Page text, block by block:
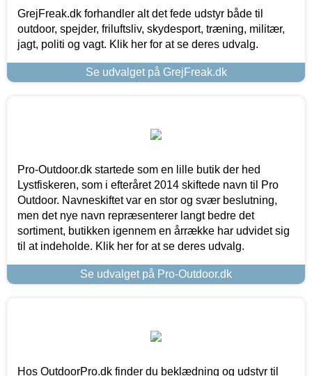
GrejFreak.dk forhandler alt det fede udstyr både til
outdoor, spejder, friluftsliv, skydesport, træning, militær,
jagt, politi og vagt. Klik her for at se deres udvalg.
Se udvalget på GrejFreak.dk
Pro-Outdoor.dk startede som en lille butik der hed
Lystfiskeren, som i efteråret 2014 skiftede navn til Pro
Outdoor. Navneskiftet var en stor og svær beslutning,
men det nye navn repræsenterer langt bedre det
sortiment, butikken igennem en årrække har udvidet sig
til at indeholde. Klik her for at se deres udvalg.
Se udvalget på Pro-Outdoor.dk
Hos OutdoorPro.dk finder du beklædning og udstyr til